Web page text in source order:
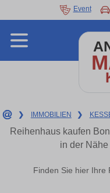
Event
❯ IMMOBILIEN ❯
Reihenhaus kaufen
in der
Finden Sie hier Ihre